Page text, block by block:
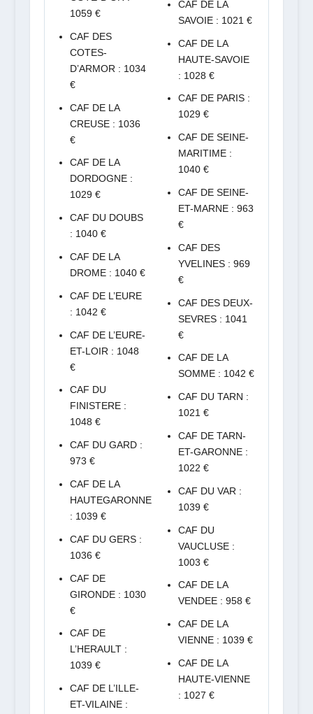
1059 €
CAF DES
COTES-
D’ARMOR : 1034
€
CAF DE LA
CREUSE : 1036
€
CAF DE LA
DORDOGNE :
1029 €
CAF DU DOUBS
: 1040 €
CAF DE LA
DROME : 1040 €
CAF DE L’EURE
: 1042 €
CAF DE L’EURE-
ET-LOIR : 1048
€
CAF DU
FINISTERE :
1048 €
CAF DU GARD :
973 €
CAF DE LA
HAUTEGARONNE
: 1039 €
CAF DU GERS :
1036 €
CAF DE
GIRONDE : 1030
€
CAF DE
L’HERAULT :
1039 €
CAF DE L’ILLE-
ET-VILAINE :
CAF DE LA
SAVOIE : 1021 €
CAF DE LA
HAUTE-SAVOIE
: 1028 €
CAF DE PARIS :
1029 €
CAF DE SEINE-
MARITIME :
1040 €
CAF DE SEINE-
ET-MARNE : 963
€
CAF DES
YVELINES : 969
€
CAF DES DEUX-
SEVRES : 1041
€
CAF DE LA
SOMME : 1042 €
CAF DU TARN :
1021 €
CAF DE TARN-
ET-GARONNE :
1022 €
CAF DU VAR :
1039 €
CAF DU
VAUCLUSE :
1003 €
CAF DE LA
VENDEE : 958 €
CAF DE LA
VIENNE : 1039 €
CAF DE LA
HAUTE-VIENNE
: 1027 €